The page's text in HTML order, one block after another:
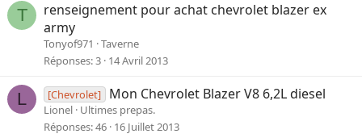
T
renseignement pour achat chevrolet blazer ex
army
Tonyof971
Taverne
Réponses 3 14 Avril 2013
L [Chevrolet] Mon Chevrolet Blazer V8 6,2L diesel
Lionel Ultimes prepas.
Réponses 46 16 Juillet 2013